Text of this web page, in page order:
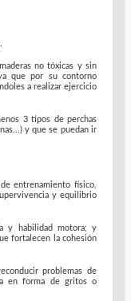
no tóxicas y sin
que por su contorno
a realizar ejercicio
3 tipos de perchas
y que se puedan ir
entrenamiento físico,
y equilibrio
y habilidad motora; y
fortalecen la cohesión
problemas de
en forma de gritos o